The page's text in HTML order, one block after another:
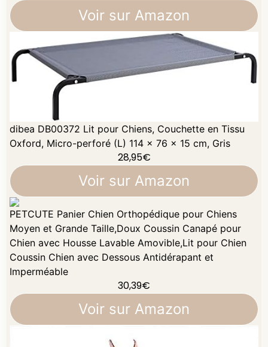
Voir sur Amazon
dibea DB00372 Lit pour Chiens, Couchette en Tissu
Oxford, Micro-perforé (L) 114 x 76 x 15 cm, Gris
28,95€
Voir sur Amazon
PETCUTE Panier Chien Orthopédique pour Chiens
Moyen et Grande Taille,Doux Coussin Canapé pour
Chien avec Housse Lavable Amovible,Lit pour Chien
Coussin Chien avec Dessous Antidérapant et
Imperméable
30,39€
Voir sur Amazon